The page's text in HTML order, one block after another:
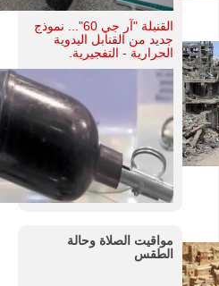
القنبلة "آر جي 60"... نموذج
جديد من القنابل اليدوية
الحرارية - التفجيرية.
مواقيت الصلاة وحالة
الطقس